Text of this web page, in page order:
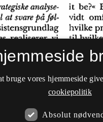
vores hjemmeside
cookiepolitik
Absolut